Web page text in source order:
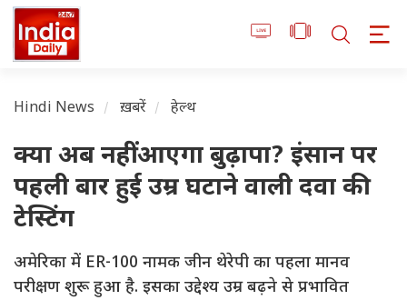
Hindi News ख़बरें हेल्थ
क्या अब नहीं आएगा बुढ़ापा? इंसान पर
पहली बार हुई उम्र घटाने वाली दवा की
टेस्टिंग
अमेरिका में ER-100 नामक जीन थेरेपी का पहला मानव
परीक्षण शुरू हुआ है. इसका उद्देश्य उम्र बढ़ने से प्रभावित